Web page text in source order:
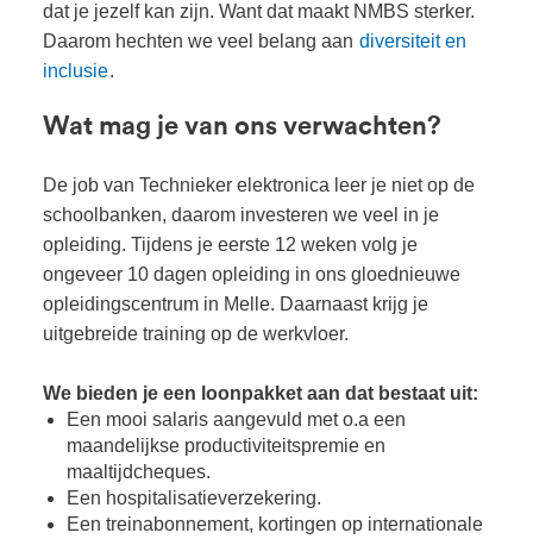
dat je jezelf kan zijn. Want dat maakt NMBS sterker.
Daarom hechten we veel belang aan diversiteit en
inclusie.
Wat mag je van ons verwachten?
De job van Technieker elektronica leer je niet op de
schoolbanken, daarom investeren we veel in je
opleiding. Tijdens je eerste 12 weken volg je
ongeveer 10 dagen opleiding in ons gloednieuwe
opleidingscentrum in Melle. Daarnaast krijg je
uitgebreide training op de werkvloer.
We bieden je een loonpakket aan dat bestaat uit:
Een mooi salaris aangevuld met o.a een
maandelijkse productiviteitspremie en
maaltijdcheques.
Een hospitalisatieverzekering.
Een treinabonnement, kortingen op internationale